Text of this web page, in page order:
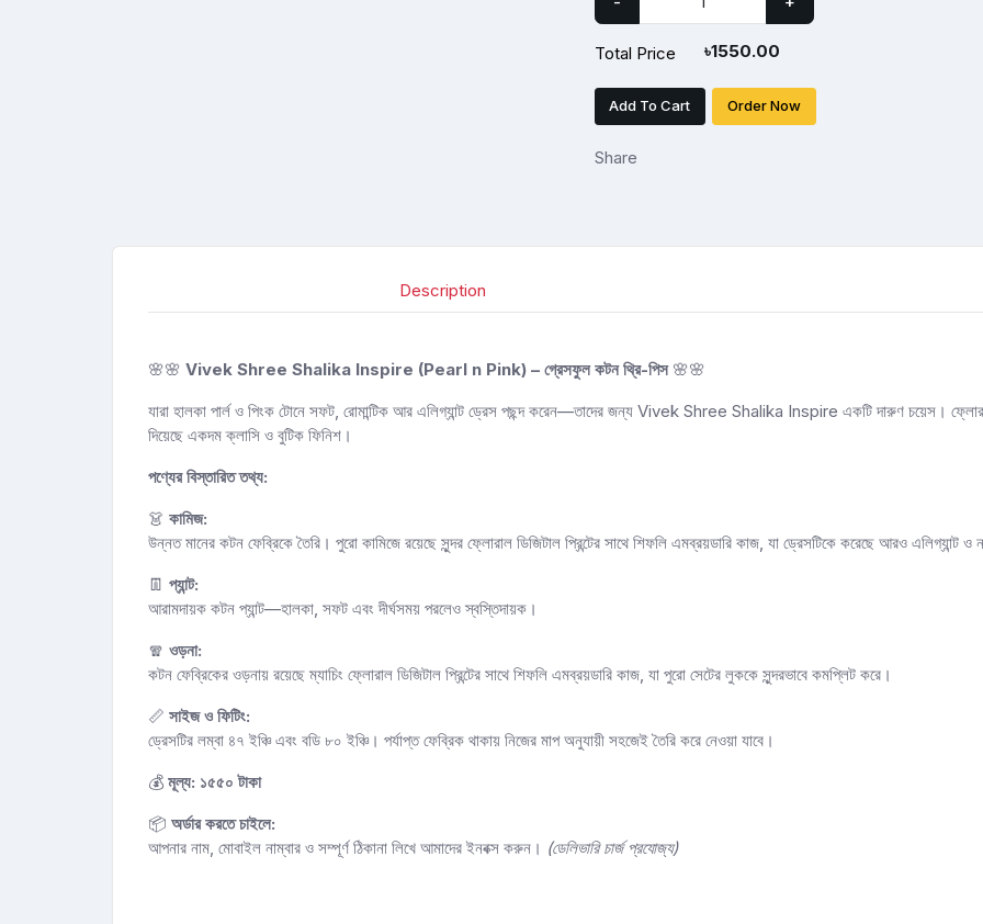
Total Price ৳1550.00
Add To Cart Order Now
Share
Description
🌸🌸 Vivek Shree Shalika Inspire (Pearl n Pink) – গ্রেসফুল কটন থ্রি-পিস🌸🌸
যারা হালকা পার্ল ও পিংক টোনে সফট, রোমান্টিক আর এলিগ্যান্ট ড্রেস পছন্দ করেন—তাদের জন্য Vivek Shree Shalika Inspire একটি দারুণ চয়েস। ফ্লোরাল
দিয়েছে একদম ক্লাসি ও বুটিক ফিনিশ।
পণ্যের বিস্তারিত তথ্য:
👗 কামিজ:
উন্নত মানের কটন ফেব্রিকে তৈরি। পুরো কামিজে রয়েছে সুন্দর ফ্লোরাল ডিজিটাল প্রিন্টের সাথে শিফলি এমব্রয়ডারি কাজ, যা ড্রেসটিকে করেছে আরও এলিগ্যান্ট ও
👖 প্যান্ট:
আরামদায়ক কটন প্যান্ট—হালকা, সফট এবং দীর্ঘসময় পরলেও স্বস্তিদায়ক।
🧣 ওড়না:
কটন ফেব্রিকের ওড়নায় রয়েছে ম্যাচিং ফ্লোরাল ডিজিটাল প্রিন্টের সাথে শিফলি এমব্রয়ডারি কাজ, যা পুরো সেটের লুককে সুন্দরভাবে কমপ্লিট করে।
📏 সাইজ ও ফিটিং:
ড্রেসটির লম্বা ৪৭ ইঞ্চি এবং বডি ৮০ ইঞ্চি। পর্যাপ্ত ফেব্রিক থাকায় নিজের মাপ অনুযায়ী সহজেই তৈরি করে নেওয়া যাবে।
💰 মূল্য: ১৫৫০ টাকা
📦 অর্ডার করতে চাইলে:
আপনার নাম, মোবাইল নাম্বার ও সম্পূর্ণ ঠিকানা লিখে আমাদের ইনবক্স করুন। (ডেলিভারি চার্জ প্রযোজ্য)